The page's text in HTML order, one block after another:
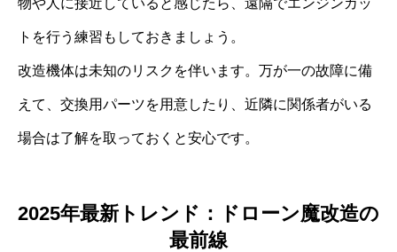
物や人に接近していると感じたら、遠隔でエンジンカッ
トを行う練習もしておきましょう。
改造機体は未知のリスクを伴います。万が一の故障に備
えて、交換用パーツを用意したり、近隣に関係者がいる
場合は了解を取っておくと安心です。
2025年最新トレンド：ドローン魔改造の
最前線